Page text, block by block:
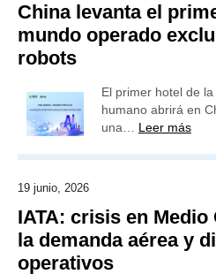
China levanta el
mundo operado
robots
El primer hotel de
humano abrirá en
una… Leer más
19 junio, 2026
IATA: crisis en
la demanda aérea y
operativos